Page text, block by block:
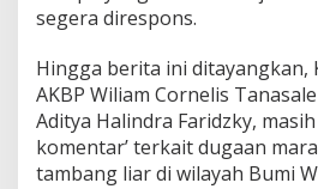
segera direspons.
Hingga berita ini ditayangkan,
AKBP Wiliam Cornelis
Aditya Halindra Faridzky,
komentar’ terkait dugaan
tambang liar di wilayah Bumi